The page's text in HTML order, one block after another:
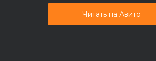
Читать на Авито